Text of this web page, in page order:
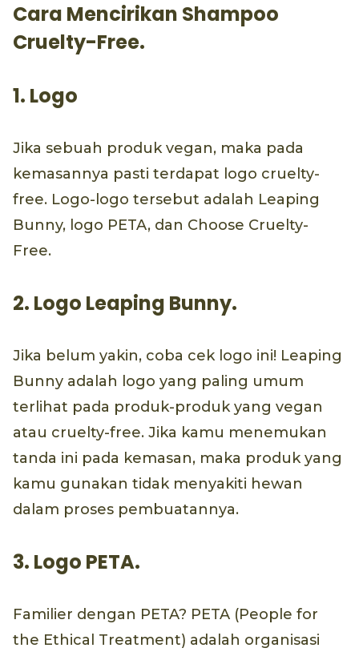
Cara Mencirikan Shampoo
Cruelty-Free.
1. Logo
Jika sebuah produk vegan, maka pada
kemasannya pasti terdapat logo cruelty-
free. Logo-logo tersebut adalah Leaping
Bunny, logo PETA, dan Choose Cruelty-
Free.
2. Logo Leaping Bunny.
Jika belum yakin, coba cek logo ini! Leaping
Bunny adalah logo yang paling umum
terlihat pada produk-produk yang vegan
atau cruelty-free. Jika kamu menemukan
tanda ini pada kemasan, maka produk yang
kamu gunakan tidak menyakiti hewan
dalam proses pembuatannya.
3. Logo PETA.
Familier dengan PETA? PETA (People for
the Ethical Treatment) adalah organisasi